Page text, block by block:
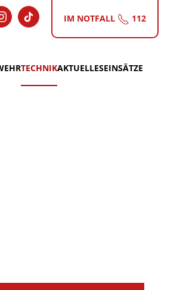
IM NOTFALL 112
TECHNIKAKTUELLESEINSÄTZE